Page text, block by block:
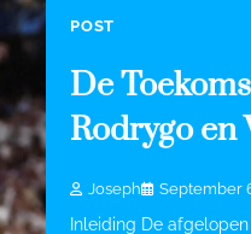
POST
De
Rodrygo en
Joseph September
Inleiding De